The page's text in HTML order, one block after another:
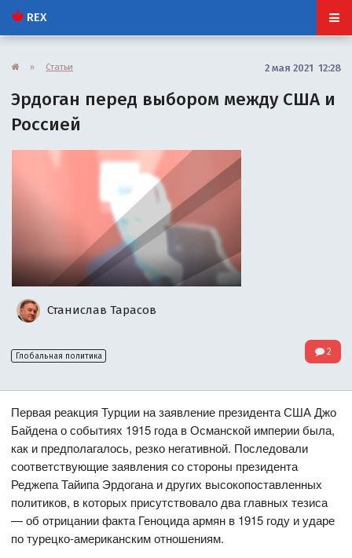
REX
» Статьи 2 мая 2021 12:28
Эрдоган перед выбором между США и
Россией
Станислав Тарасов
Глобальная политика 2
Первая реакция Турции на заявление президента США Джо
Байдена о событиях 1915 года в Османской империи была,
как и предполагалось, резко негативной. Последовали
соответствующие заявления со стороны президента
Реджепа Тайипа Эрдогана и других высокопоставленных
политиков, в которых присутствовало два главных тезиса
— об отрицании факта Геноцида армян в 1915 году и ударе
по турецко-американским отношениям.